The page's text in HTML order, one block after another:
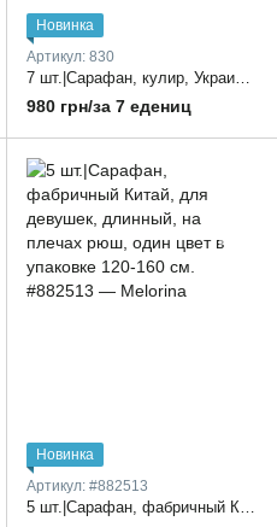
Новинка
Артикул: 830
980 грн/за 7 едениц
Новинка
Артикул: #882513
5 шт.|Сарафан, фабричный Китай, для девушек, длинный, на плечах рюш, один цвет в упаковке 120-160 см.